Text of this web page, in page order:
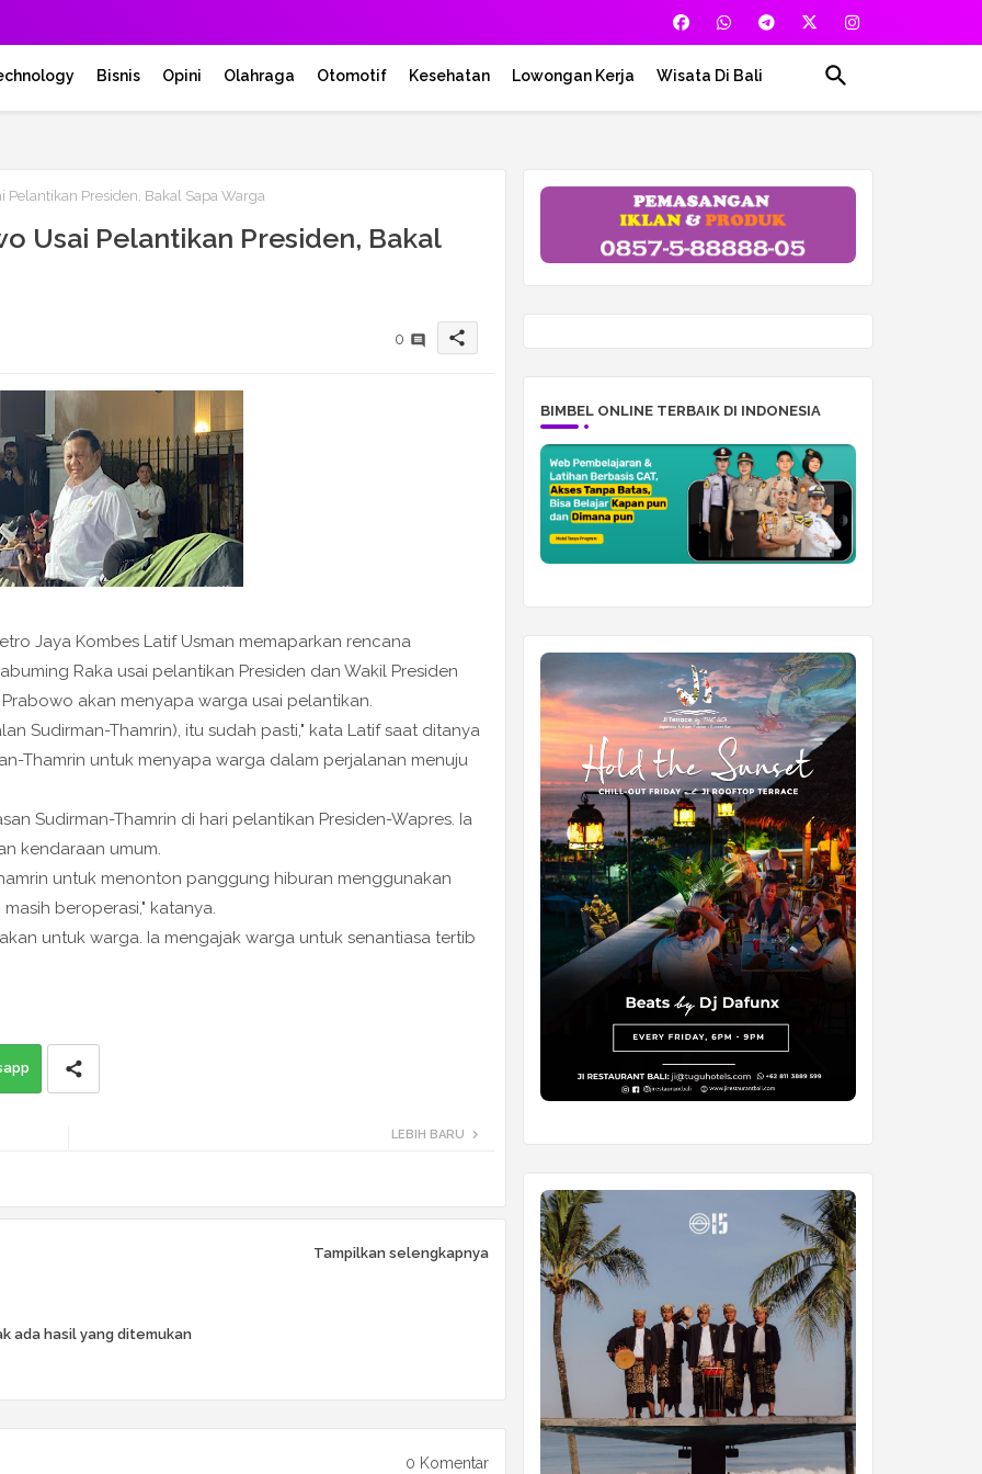
Bisnis Opini Olahraga Otomotif Kesehatan Lowongan Kerja Wisata Di Bali
Presiden, Bakal Sapa Warga
Usai Pelantikan Presiden, Bakal
0 share
Jaya Kombes Latif Usman memaparkan rencana
Raka usai pelantikan Presiden dan Wakil Presiden
akan menyapa warga usai pelantikan.
Sudirman-Thamrin), itu sudah pasti," kata Latif saat ditanya
Thamrin untuk menyapa warga dalam perjalanan menuju
Sudirman-Thamrin di hari pelantikan Presiden-Wapres. Ia
kendaraan umum.
untuk menonton panggung hiburan menggunakan
masih beroperasi," katanya.
untuk warga. Ia mengajak warga untuk senantiasa tertib
LEBIH BARU
Tampilkan selengkapnya
ada hasil yang ditemukan
0 Komentar
BIMBEL ONLINE TERBAIK DI INDONESIA